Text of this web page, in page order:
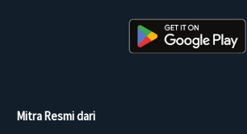
Mitra Resmi dari